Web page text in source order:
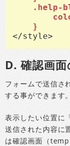
	}
</style>
D. 確認画面
フォームで送信さ
する事ができます。
表示したい位置に
送信された内容に
は確認画面（